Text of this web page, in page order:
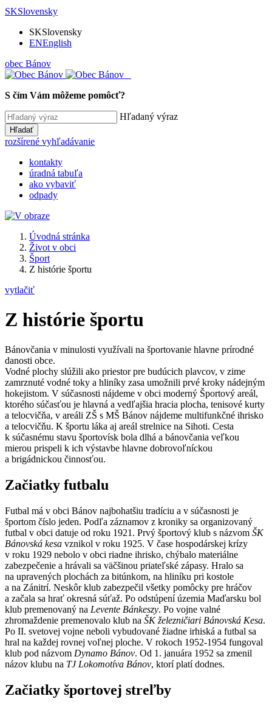
SKSlovensky
SKSlovensky
ENEnglish
obec Bánov
S čím Vám môžeme pomôcť?
Hľadaný výraz
Hľadať
rozšírené vyhľadávanie
kontakty
úradná tabuľa
ako vybaviť
odpady
Úvodná stránka
Život v obci
Šport
Z histórie športu
vytlačiť
Z histórie športu
Bánovčania v minulosti využívali na športovanie hlavne prírodné
danosti obce.
Vodné plochy slúžili ako priestor pre budúcich plavcov, v zime
zamrznuté vodné toky a hliníky zasa umožnili prvé kroky nádejným
hokejistom. V súčasnosti nájdeme v obci moderný Športový areál,
ktorého súčasťou je hlavná a vedľajšia hracia plocha, tenisové kurty
a telocvičňa, v areáli ZŠ s MŠ Bánov nájdeme multifunkčné ihrisko
a telocvičňu. K športu láka aj areál strelnice na Sihoti. Cesta
k súčasnému stavu športovísk bola dlhá a bánovčania veľkou
mierou prispeli k ich výstavbe hlavne dobrovoľníckou
a brigádnickou činnosťou.
Začiatky futbalu
Futbal má v obci Bánov najbohatšiu tradíciu a v súčasnosti je
športom číslo jeden. Podľa záznamov z kroniky sa organizovaný
futbal v obci datuje od roku 1921. Prvý športový klub s názvom ŠK
Bánovská kesa vznikol v roku 1925. V čase hospodárskej krízy
v roku 1929 nebolo v obci riadne ihrisko, chýbalo materiálne
zabezpečenie a hrávali sa väčšinou priateľské zápasy. Hralo sa
na upravených plochách za bitúnkom, na hliníku pri kostole
a na Zánitrí. Neskôr klub zabezpečil všetky pomôcky pre hráčov
a začala sa hrať okresná súťaž. Po odstúpení územia Maďarsku bol
klub premenovaný na Levente Bánkeszy. Po vojne valné
zhromaždenie premenovalo klub na ŠK železničiari Bánovská Kesa.
Po II. svetovej vojne neboli vybudované žiadne irhiská a futbal sa
hral na každej rovnej voľnej ploche. V rokoch 1952-1954 fungoval
klub pod názvom Dynamo Bánov. Od 1. januára 1952 sa zmenil
názov klubu na TJ Lokomotíva Bánov, ktorí platí dodnes.
Začiatky športovej streľby